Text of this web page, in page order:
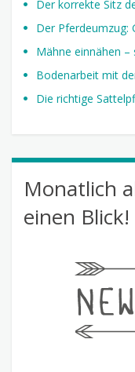
Der korrekte Sitz
Der Pferdeumzug:
Mähne einnähen –
Bodenarbeit mit
Die richtige
Monatlich
einen Blick!